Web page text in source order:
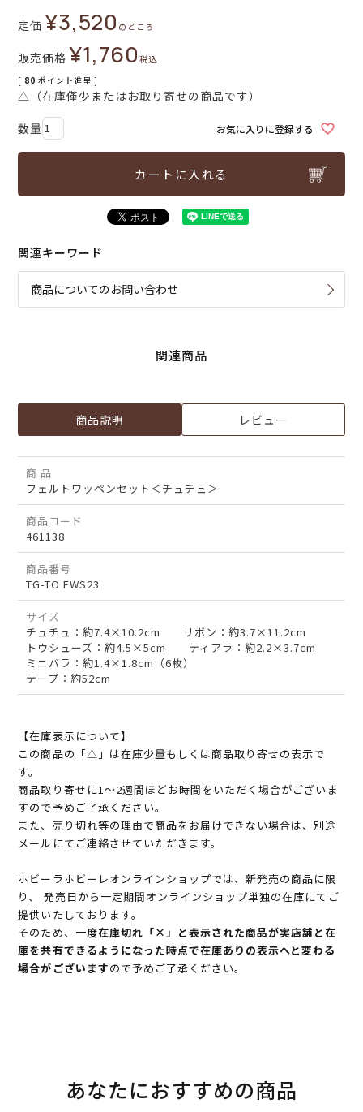
定価 ¥3,520 のところ
販売価格 ¥1,760税込
[ 80 ポイント進呈 ]
△（在庫僅少またはお取り寄せの商品です）
お気に入りに登録する
カートに入れる
関連キーワード
商品についてのお問い合わせ
関連商品
商品説明 レビュー
商 品
フェルトワッペンセット＜チュチュ＞
商品コード
461138
商品番号
TG-TO FWS23
サイズ
チュチュ：約7.4×10.2cm リボン：約3.7×11.2cm
トウシューズ：約4.5×5cm ティアラ：約2.2×3.7cm
ミニバラ：約1.4×1.8cm（6枚）
テープ：約52cm
【在庫表示について】
この商品の「△」は在庫少量もしくは商品取り寄せの表示で
す。
商品取り寄せに1～2週間ほどお時間をいただく場合がございま
すので予めご了承ください。
また、売り切れ等の理由で商品をお届けできない場合は、別途
メールにてご連絡させていただきます。
ホビーラホビーレオンラインショップでは、新発売の商品に限
り、 発売日から一定期間オンラインショップ単独の在庫にてご
提供いたしております。
そのため、 一度在庫切れ「×」と表示された商品が実店舗と在
庫を共有できるようになった時点で在庫ありの表示へと変わる
場合がございますので予めご了承ください。
あなたにおすすめの商品